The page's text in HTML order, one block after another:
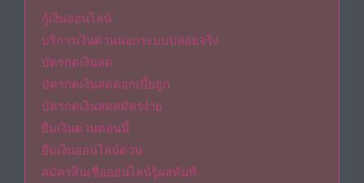
กู้เงินออนไลน์
บริการเงินด่วนนอกระบบปล่อยจริง
บัตรกดเงินสด
บัตรกดเงินสดดอกเบี้ยถูก
บัตรกดเงินสดสมัครง่าย
ยืมเงินด่วนตอนนี้
ยืมเงินออนไลน์ด่วน
สมัครสินเชื่อออนไลน์รู้ผลทันที